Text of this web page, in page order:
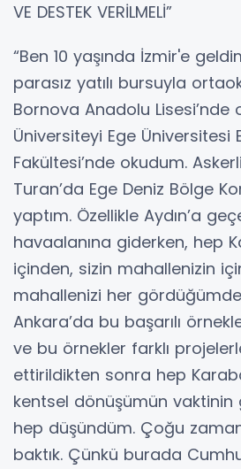
VE DESTEK VERİLMELİ”
“Ben 10 yaşında İzmir'e
parasız yatılı bursuyla
Bornova Anadolu Lisesi’nde
Üniversiteyi Ege Üniversitesi
Fakültesi’nde okudum.
Turan’da Ege Deniz Bölge
yaptım. Özellikle Aydın’a
havaalanına giderken, hep
içinden, sizin mahallenizin
mahallenizi her
Ankara’da bu başarılı
ve bu örnekler farklı
ettirildikten sonra hep
kentsel dönüşümün vaktinin
hep düşündüm. Çoğu
baktık. Çünkü burada